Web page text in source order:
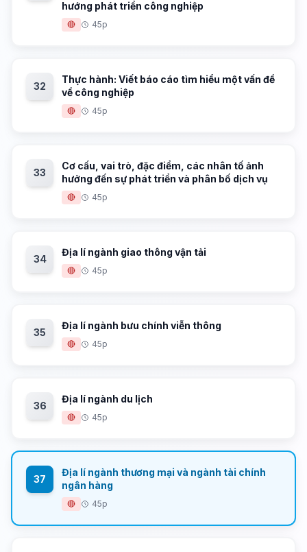
hướng phát triển công nghiệp
🔴 45p
32
Thực hành: Viết báo cáo tìm hiểu một vấn đề
về công nghiệp
🔴 45p
33
Cơ cấu, vai trò, đặc điểm, các nhân tố ảnh
hưởng đến sự phát triển và phân bố dịch vụ
🔴 45p
34
Địa lí ngành giao thông vận tải
🔴 45p
35
Địa lí ngành bưu chính viễn thông
🔴 45p
36
Địa lí ngành du lịch
🔴 45p
37
Địa lí ngành thương mại và ngành tài chính
ngân hàng
🔴 45p